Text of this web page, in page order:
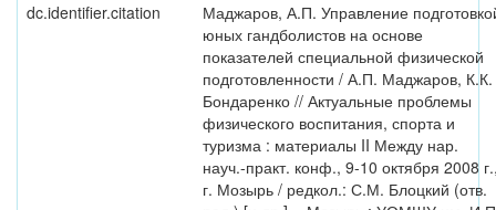
dc.identifier.citation
Маджаров, А.П. Управление
юных гандболистов на основе
показателей специальной физической
подготовленности / А.П. Маджаров, К.К.
Бондаренко // Актуальные проблемы
физического воспитания, спорта и
туризма : материалы II Между нар.
науч.-практ. конф., 9-10 октября 2008
г. Мозырь / редкол.: С.М. Блоцкий (отв.